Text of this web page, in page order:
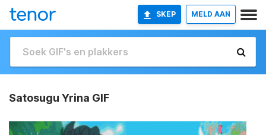
SKEP MELD AAN
Satosugu Yrina GIF